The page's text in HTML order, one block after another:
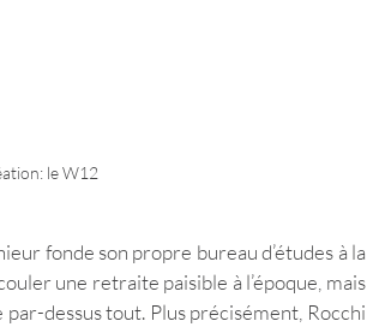
le W12
fonde son propre bureau d’études à la
une retraite paisible à l’époque, mais
dessus tout. Plus précisément, Rocchi